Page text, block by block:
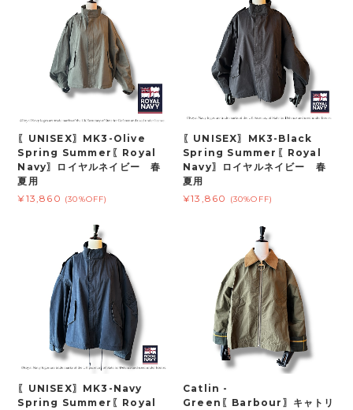
〖UNISEX〗MK3-Olive
Spring Summer〖Royal
Navy〗ロイヤルネイビー 春
夏用
¥13,860 (30%OFF)
〖UNISEX〗MK3-Black
Spring Summer〖Royal
Navy〗ロイヤルネイビー 春
夏用
¥13,860
(30%OFF)
〖UNISEX〗MK3-Navy
Spring Summer〖Royal
Catlin -
Green〖Barbour〗キャトリ